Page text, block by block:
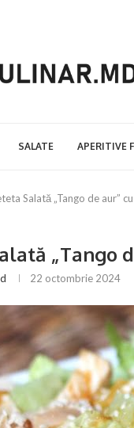
SALATE APERITIVE
Salată „Tango de aur”
„Tango
22 octombrie 2024